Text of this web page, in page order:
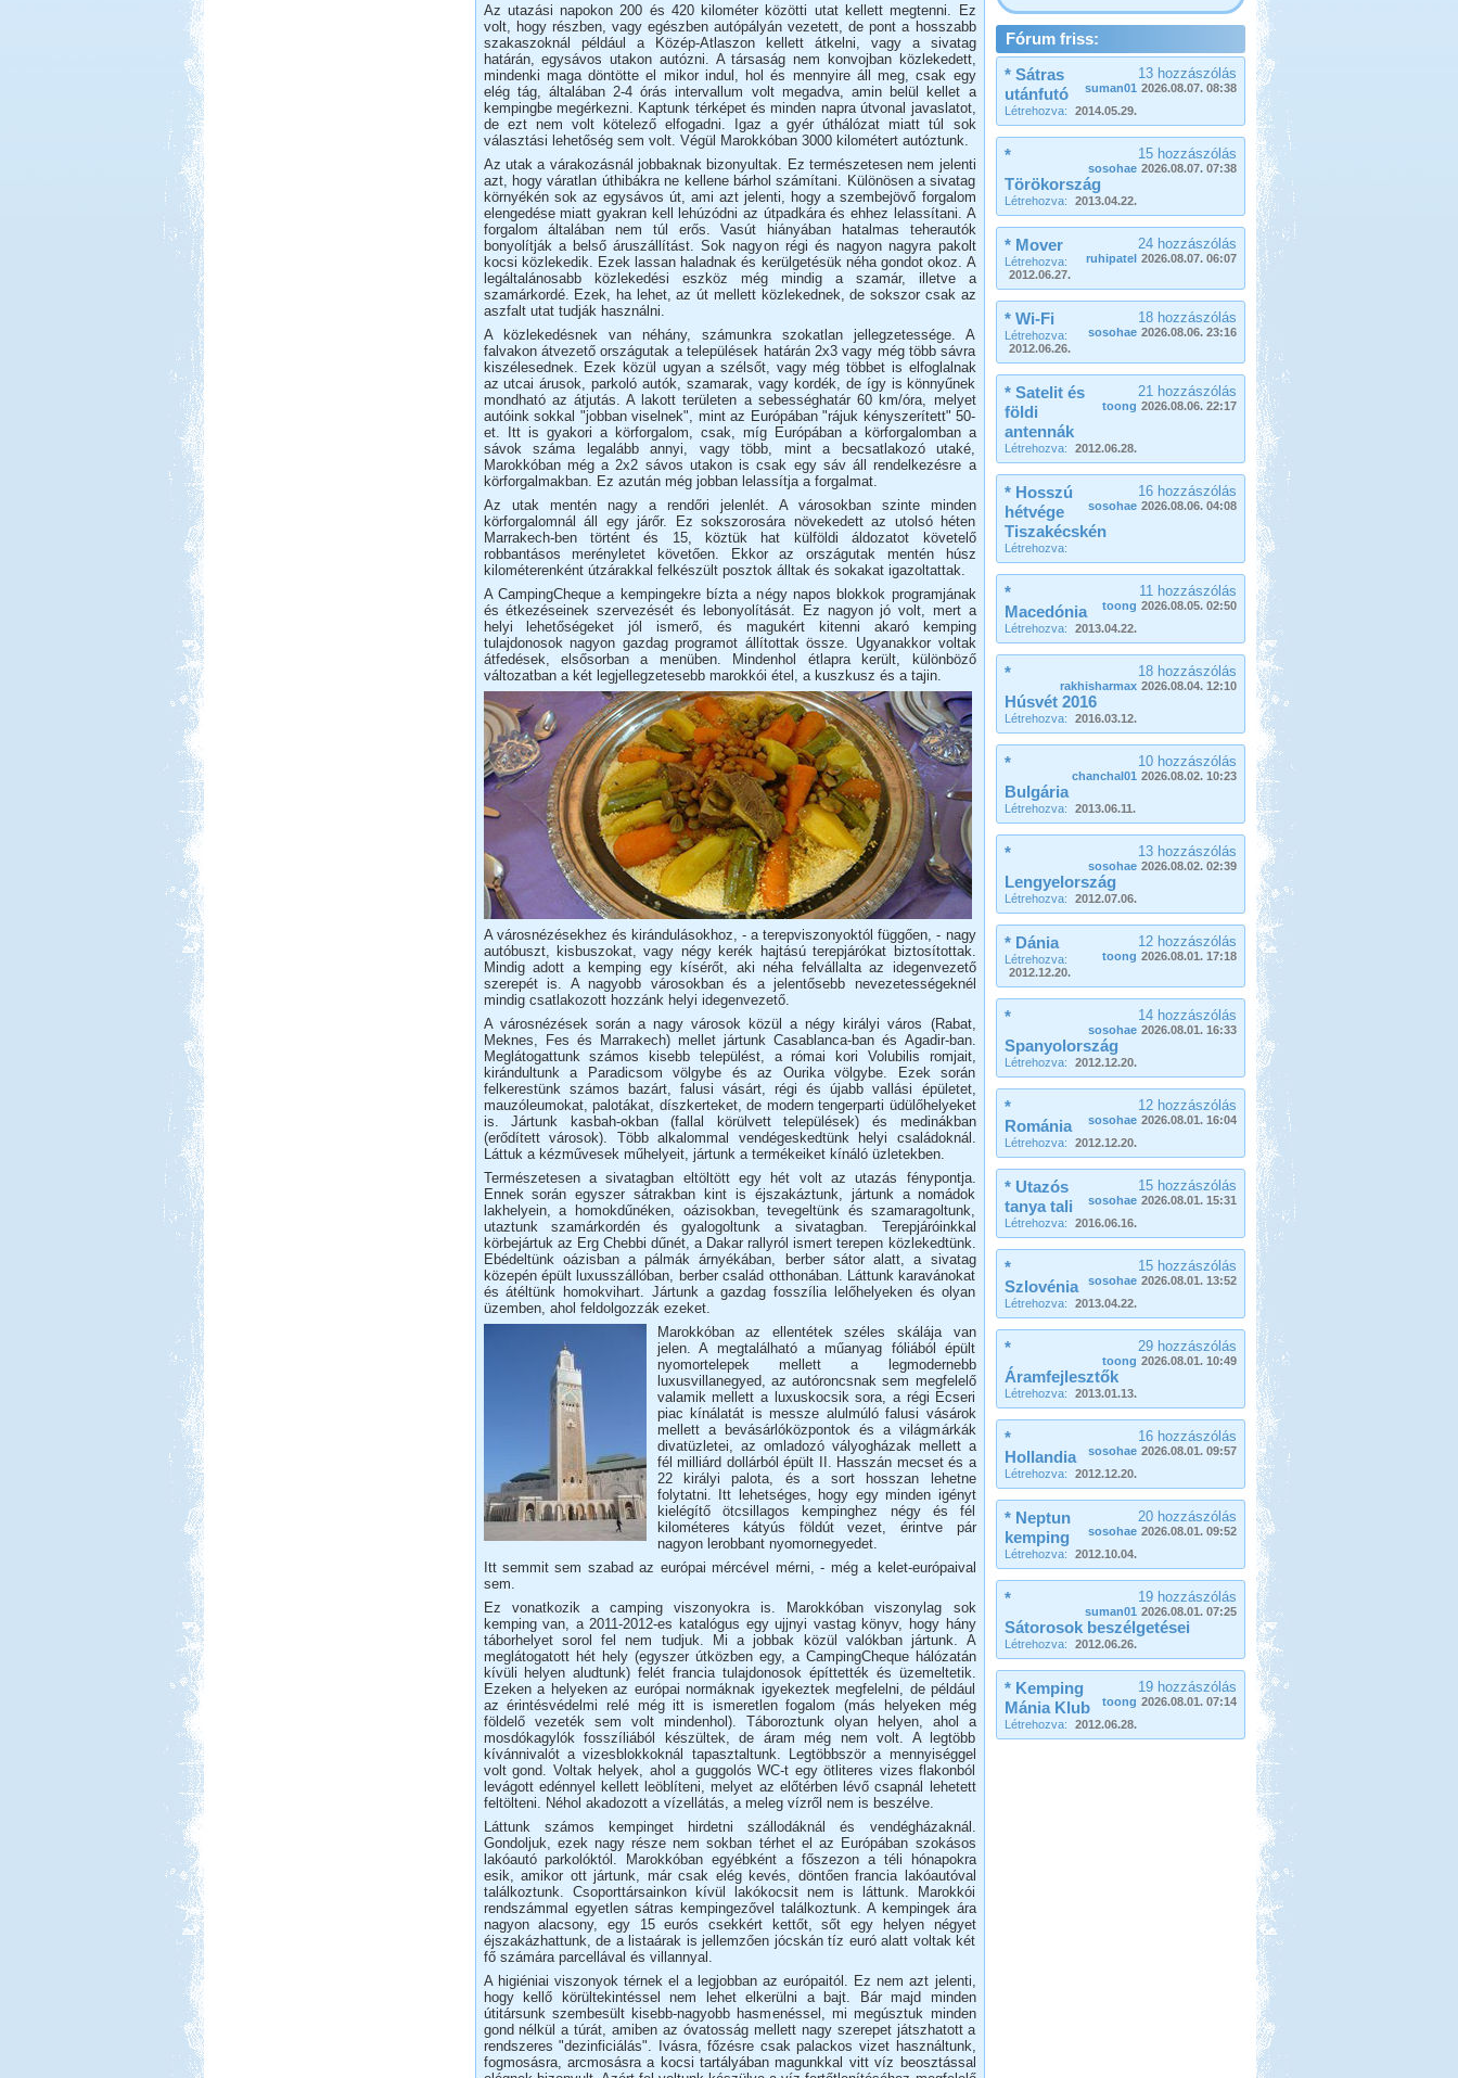
Az utazási napokon 200 és 420 kilométer közötti utat kellett megtenni. Ez
volt, hogy részben, vagy egészben autópályán vezetett, de pont a hosszabb
szakaszoknál például a Közép-Atlaszon kellett átkelni, vagy a sivatag
határán, egysávos utakon autózni. A társaság nem konvojban közlekedett,
mindenki maga döntötte el mikor indul, hol és mennyire áll meg, csak egy
elég tág, általában 2-4 órás intervallum volt megadva, amin belül kellet a
kempingbe megérkezni. Kaptunk térképet és minden napra útvonal javaslatot,
de ezt nem volt kötelező elfogadni. Igaz a gyér úthálózat miatt túl sok
választási lehetőség sem volt. Végül Marokkóban 3000 kilométert autóztunk.
Az utak a várakozásnál jobbaknak bizonyultak. Ez természetesen nem jelenti
azt, hogy váratlan úthibákra ne kellene bárhol számítani. Különösen a sivatag
környékén sok az egysávos út, ami azt jelenti, hogy a szembejövő forgalom
elengedése miatt gyakran kell lehúzódni az útpadkára és ehhez lelassítani. A
forgalom általában nem túl erős. Vasút hiányában hatalmas teherautók
bonyolítják a belső áruszállítást. Sok nagyon régi és nagyon nagyra pakolt
kocsi közlekedik. Ezek lassan haladnak és kerülgetésük néha gondot okoz. A
legáltalánosabb közlekedési eszköz még mindig a szamár, illetve a
szamárkordé. Ezek, ha lehet, az út mellett közlekednek, de sokszor csak az
aszfalt utat tudják használni.
A közlekedésnek van néhány, számunkra szokatlan jellegzetessége. A
falvakon átvezető országutak a települések határán 2x3 vagy még több sávra
kiszélesednek. Ezek közül ugyan a szélsőt, vagy még többet is elfoglalnak
az utcai árusok, parkoló autók, szamarak, vagy kordék, de így is könnyűnek
mondható az átjutás. A lakott területen a sebességhatár 60 km/óra, melyet
autóink sokkal "jobban viselnek", mint az Európában "rájuk kényszerített" 50-
et. Itt is gyakori a körforgalom, csak, míg Európában a körforgalomban a
sávok száma legalább annyi, vagy több, mint a becsatlakozó utaké,
Marokkóban még a 2x2 sávos utakon is csak egy sáv áll rendelkezésre a
körforgalmakban. Ez azután még jobban lelassítja a forgalmat.
Az utak mentén nagy a rendőri jelenlét. A városokban szinte minden
körforgalomnál áll egy járőr. Ez sokszorosára növekedett az utolsó héten
Marrakech-ben történt és 15, köztük hat külföldi áldozatot követelő
robbantásos merényletet követően. Ekkor az országutak mentén húsz
kilométerenként útzárakkal felkészült posztok álltak és sokakat igazoltattak.
A CampingCheque a kempingekre bízta a négy napos blokkok programjának
és étkezéseinek szervezését és lebonyolítását. Ez nagyon jó volt, mert a
helyi lehetőségeket jól ismerő, és magukért kitenni akaró kemping
tulajdonosok nagyon gazdag programot állítottak össze. Ugyanakkor voltak
átfedések, elsősorban a menüben. Mindenhol étlapra került, különböző
változatban a két legjellegzetesebb marokkói étel, a kuszkusz és a tajin.
A városnézésekhez és kirándulásokhoz, - a terepviszonyoktól függően, - nagy
autóbuszt, kisbuszokat, vagy négy kerék hajtású terepjárókat biztosítottak.
Mindig adott a kemping egy kísérőt, aki néha felvállalta az idegenvezető
szerepét is. A nagyobb városokban és a jelentősebb nevezetességeknél
mindig csatlakozott hozzánk helyi idegenvezető.
A városnézések során a nagy városok közül a négy királyi város (Rabat,
Meknes, Fes és Marrakech) mellet jártunk Casablanca-ban és Agadir-ban.
Meglátogattunk számos kisebb települést, a római kori Volubilis romjait,
kirándultunk a Paradicsom völgybe és az Ourika völgybe. Ezek során
felkerestünk számos bazárt, falusi vásárt, régi és újabb vallási épületet,
mauzóleumokat, palotákat, díszkerteket, de modern tengerparti üdülőhelyeket
is. Jártunk kasbah-okban (fallal körülvett települések) és medinákban
(erődített városok). Több alkalommal vendégeskedtünk helyi családoknál.
Láttuk a kézművesek műhelyeit, jártunk a termékeiket kínáló üzletekben.
Természetesen a sivatagban eltöltött egy hét volt az utazás fénypontja.
Ennek során egyszer sátrakban kint is éjszakáztunk, jártunk a nomádok
lakhelyein, a homokdűnéken, oázisokban, tevegeltünk és szamaragoltunk,
utaztunk szamárkordén és gyalogoltunk a sivatagban. Terepjáróinkkal
körbejártuk az Erg Chebbi dűnét, a Dakar rallyról ismert terepen közlekedtünk.
Ebédeltünk oázisban a pálmák árnyékában, berber sátor alatt, a sivatag
közepén épült luxusszállóban, berber család otthonában. Láttunk karavánokat
és átéltünk homokvihart. Jártunk a gazdag fosszília lelőhelyeken és olyan
üzemben, ahol feldolgozzák ezeket.
Marokkóban az ellentétek széles skálája van
jelen. A megtalálható a műanyag fóliából épült
nyomortelepek mellett a legmodernebb
luxusvillanegyed, az autóroncsnak sem megfelelő
valamik mellett a luxuskocsik sora, a régi Ecseri
piac kínálatát is messze alulmúló falusi vásárok
mellett a bevásárlóközpontok és a világmárkák
divatüzletei, az omladozó vályogházak mellett a
fél milliárd dollárból épült II. Hasszán mecset és a
22 királyi palota, és a sort hosszan lehetne
folytatni. Itt lehetséges, hogy egy minden igényt
kielégítő ötcsillagos kempinghez négy és fél
kilométeres kátyús földút vezet, érintve pár
nagyon lerobbant nyomornegyedet.
Itt semmit sem szabad az európai mércével mérni, - még a kelet-európaival
sem.
Ez vonatkozik a camping viszonyokra is. Marokkóban viszonylag sok
kemping van, a 2011-2012-es katalógus egy ujjnyi vastag könyv, hogy hány
táborhelyet sorol fel nem tudjuk. Mi a jobbak közül valókban jártunk. A
meglátogatott hét hely (egyszer útközben egy, a CampingCheque hálózatán
kívüli helyen aludtunk) felét francia tulajdonosok építtették és üzemeltetik.
Ezeken a helyeken az európai normáknak igyekeztek megfelelni, de például
az érintésvédelmi relé még itt is ismeretlen fogalom (más helyeken még
földelő vezeték sem volt mindenhol). Táboroztunk olyan helyen, ahol a
mosdókagylók fosszíliából készültek, de áram még nem volt. A legtöbb
kívánnivalót a vizesblokkoknál tapasztaltunk. Legtöbbször a mennyiséggel
volt gond. Voltak helyek, ahol a guggolós WC-t egy ötliteres vizes flakonból
levágott edénnyel kellett leöblíteni, melyet az előtérben lévő csapnál lehetett
feltölteni. Néhol akadozott a vízellátás, a meleg vízről nem is beszélve.
Láttunk számos kempinget hirdetni szállodáknál és vendégházaknál.
Gondoljuk, ezek nagy része nem sokban térhet el az Európában szokásos
lakóautó parkolóktól. Marokkóban egyébként a főszezon a téli hónapokra
esik, amikor ott jártunk, már csak elég kevés, döntően francia lakóautóval
találkoztunk. Csoporttársainkon kívül lakókocsit nem is láttunk. Marokkói
rendszámmal egyetlen sátras kempingezővel találkoztunk. A kempingek ára
nagyon alacsony, egy 15 eurós csekkért kettőt, sőt egy helyen négyet
éjszakázhattunk, de a listaárak is jellemzően jócskán tíz euró alatt voltak két
fő számára parcellával és villannyal.
A higiéniai viszonyok térnek el a legjobban az európaitól. Ez nem azt jelenti,
hogy kellő körültekintéssel nem lehet elkerülni a bajt. Bár majd minden
útitársunk szembesült kisebb-nagyobb hasmenéssel, mi megúsztuk minden
gond nélkül a túrát, amiben az óvatosság mellett nagy szerepet játszhatott a
rendszeres "dezinficiálás". Ivásra, főzésre csak palackos vizet használtunk,
fogmosásra, arcmosásra a kocsi tartályában magunkkal vitt víz beosztással
Fórum friss:
13 hozzászólás
suman01 2026.08.07. 08:38
* Sátras
utánfutó
Létrehozva: 2014.05.29.
15 hozzászólás
sosohae 2026.08.07. 07:38
*
Törökország
Létrehozva: 2013.04.22.
24 hozzászólás
ruhipatel 2026.08.07. 06:07
* Mover
Létrehozva:
2012.06.27.
18 hozzászólás
sosohae 2026.08.06. 23:16
* Wi-Fi
Létrehozva:
2012.06.26.
21 hozzászólás
toong 2026.08.06. 22:17
* Satelit és
földi
antennák
Létrehozva: 2012.06.28.
16 hozzászólás
sosohae 2026.08.06. 04:08
* Hosszú
hétvége
Tiszakécskén
Létrehozva:
11 hozzászólás
toong 2026.08.05. 02:50
*
Macedónia
Létrehozva: 2013.04.22.
18 hozzászólás
rakhisharmax 2026.08.04. 12:10
*
Húsvét 2016
Létrehozva: 2016.03.12.
10 hozzászólás
chanchal01 2026.08.02. 10:23
*
Bulgária
Létrehozva: 2013.06.11.
13 hozzászólás
sosohae 2026.08.02. 02:39
*
Lengyelország
Létrehozva: 2012.07.06.
12 hozzászólás
toong 2026.08.01. 17:18
* Dánia
Létrehozva:
2012.12.20.
14 hozzászólás
sosohae 2026.08.01. 16:33
*
Spanyolország
Létrehozva: 2012.12.20.
12 hozzászólás
sosohae 2026.08.01. 16:04
*
Románia
Létrehozva: 2012.12.20.
15 hozzászólás
sosohae 2026.08.01. 15:31
* Utazós
tanya tali
Létrehozva: 2016.06.16.
15 hozzászólás
sosohae 2026.08.01. 13:52
*
Szlovénia
Létrehozva: 2013.04.22.
29 hozzászólás
toong 2026.08.01. 10:49
*
Áramfejlesztők
Létrehozva: 2013.01.13.
16 hozzászólás
sosohae 2026.08.01. 09:57
*
Hollandia
Létrehozva: 2012.12.20.
20 hozzászólás
sosohae 2026.08.01. 09:52
* Neptun
kemping
Létrehozva: 2012.10.04.
19 hozzászólás
suman01 2026.08.01. 07:25
*
Sátorosok beszélgetései
Létrehozva: 2012.06.26.
19 hozzászólás
toong 2026.08.01. 07:14
* Kemping
Mánia Klub
Létrehozva: 2012.06.28.